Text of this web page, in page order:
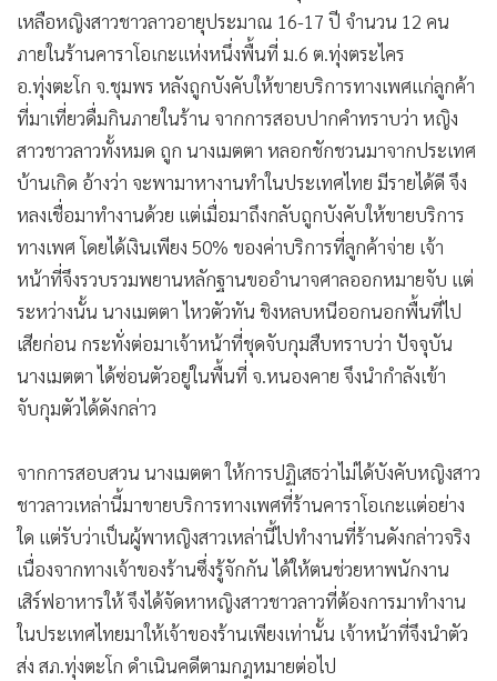
อ.ทุ่งตะโก จ.ชุมพร หลังถูกบังคับให้ขายบริการทางเพศแก่ลูกค้า
ที่มาเที่ยวดื่มกินภายในร้าน จากการสอบปากคำทราบว่า หญิง
สาวชาวลาวทั้งหมด ถูก นางเมตตา หลอกชักชวนมาจากประเทศ
บ้านเกิด อ้างว่า จะพามาหางานทำในประเทศไทย มีรายได้ดี จึง
หลงเชื่อมาทำงานด้วย แต่เมื่อมาถึงกลับถูกบังคับให้ขายบริการ
ทางเพศ โดยได้เงินเพียง 50% ของค่าบริการที่ลูกค้าจ่าย เจ้า
หน้าที่จึงรวบรวมพยานหลักฐานขออำนาจศาลออกหมายจับ แต่
ระหว่างนั้น นางเมตตา ไหวตัวทัน ชิงหลบหนีออกนอกพื้นที่ไป
เสียก่อน กระทั่งต่อมาเจ้าหน้าที่ชุดจับกุมสืบทราบว่า ปัจจุบัน
นางเมตตา ได้ซ่อนตัวอยู่ในพื้นที่ จ.หนองคาย จึงนำกำลังเข้า
จับกุมตัวได้ดังกล่าว
จากการสอบสวน นางเมตตา ให้การปฏิเสธว่าไม่ได้บังคับหญิงสาว
ใด แต่รับว่าเป็นผู้พาหญิงสาวเหล่านี้ไปทำงานที่ร้านดังกล่าวจริง
เนื่องจากทางเจ้าของร้านซึ่งรู้จักกัน ได้ให้ตนช่วยหาพนักงาน
เสิร์ฟอาหารให้ จึงได้จัดหาหญิงสาวชาวลาวที่ต้องการมาทำงาน
ในประเทศไทยมาให้เจ้าของร้านเพียงเท่านั้น เจ้าหน้าที่จึงนำตัว
ส่ง สภ.ทุ่งตะโก ดำเนินคดีตามกฎหมายต่อไป